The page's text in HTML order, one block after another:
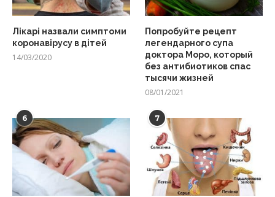
Лікарі назвали симптоми
коронавірусу в дітей
14/03/2020
Попробуйте рецепт
легендарного супа
доктора Моро, который
без антибиотиков спас
тысячи жизней
08/01/2021
6 7